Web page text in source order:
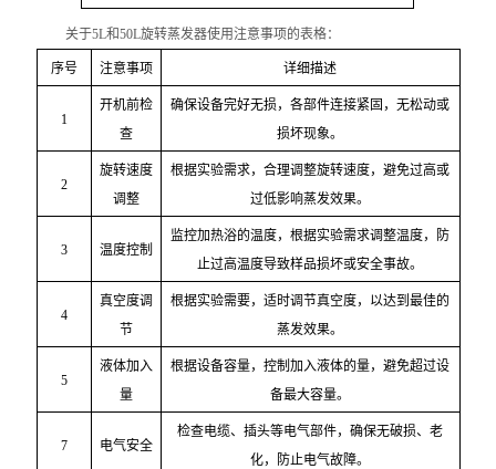
关于5L和50L旋转蒸发器使用注意事项的表格：
序号 注意事项 详细描述
1
开机前检
查
确保设备完好无损，各部件连接紧固，无松动或
损坏现象。
2
旋转速度
调整
根据实验需求，合理调整旋转速度，避免过高或
过低影响蒸发效果。
3 温度控制
监控加热浴的温度，根据实验需求调整温度，防
止过高温度导致样品损坏或安全事故。
4
真空度调
节
根据实验需要，适时调节真空度，以达到最佳的
蒸发效果。
5
液体加入
量
根据设备容量，控制加入液体的量，避免超过设
备最大容量。
7 电气安全
检查电缆、插头等电气部件，确保无破损、老
化，防止电气故障。